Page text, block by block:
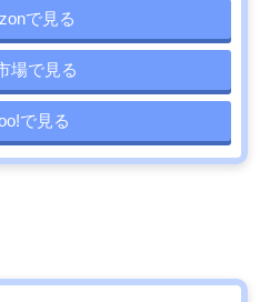
で見る
場で見る
で見る